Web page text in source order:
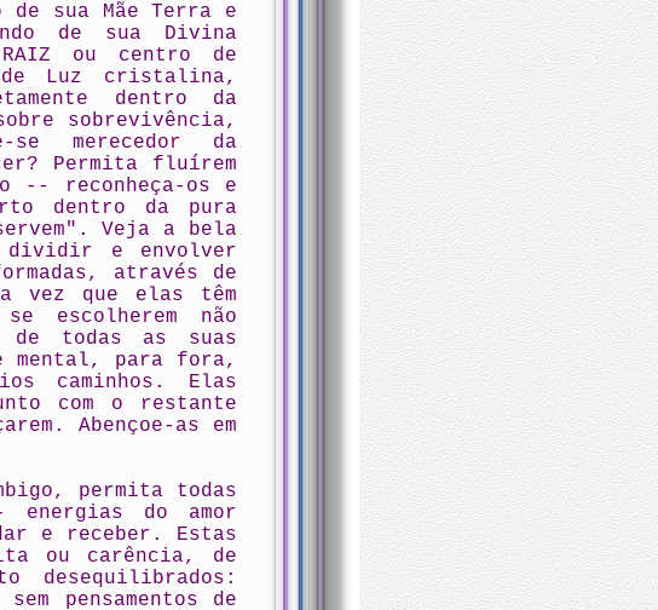
de sua Mãe Terra e
de sua Divina
RAIZ ou centro de
Luz cristalina,
dentro da
sobrevivência,
se merecedor da
Permita fluírem
-- reconheça-os e
dentro da pura
Veja a bela
dividir e envolver
através de
vez que elas têm
escolherem não
de todas as suas
mental, para fora,
caminhos. Elas
com o restante
Abençoe-as em
permita todas
do amor
e receber. Estas
ou carência, de
desequilibrados:
pensamentos de